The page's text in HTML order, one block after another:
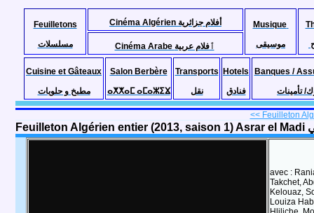
Feuilletons
مسلسلات
Cinéma Algérien أفلام جزائرية
Musique
موسيقى
Cinéma Arabe ٱفلام عربية
Cuisine et Gâteaux
مطبخ و حلويات
Salon Berbère
ⴰⵅⵅⴰⵎ ⴰⵎⴰⵣⵉⴴ
Transports
نقل
Hotels
فنادق
Banques /
تأمينات
<< Feuilleton
avec :
Takchet,
Kelouaz,
Louiza